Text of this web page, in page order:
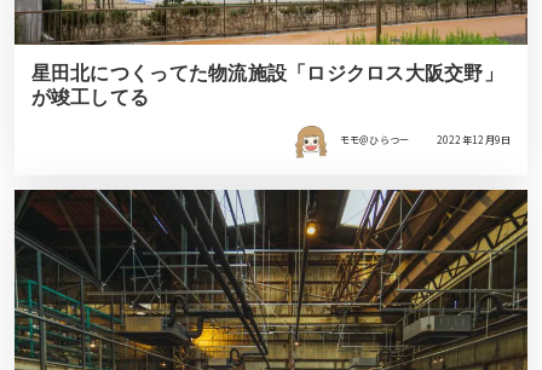
星田北につくってた物流施設「ロジクロス大阪交野」
が竣工してる
モモ＠ひらつー 2022年12月9日